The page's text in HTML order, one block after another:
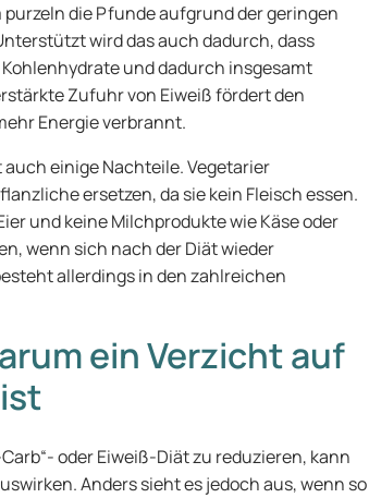
die Pfunde aufgrund der geringen
wird das auch dadurch, dass
und dadurch insgesamt
Zufuhr von Eiweiß fördert den
Energie verbrannt.
einige Nachteile. Vegetarier
ersetzen, da sie kein Fleisch essen.
und keine Milchprodukte wie Käse oder
wenn sich nach der Diät wieder
allerdings in den zahlreichen
ein Verzicht auf
oder Eiweiß-Diät zu reduzieren, kann
Anders sieht es jedoch aus, wenn so